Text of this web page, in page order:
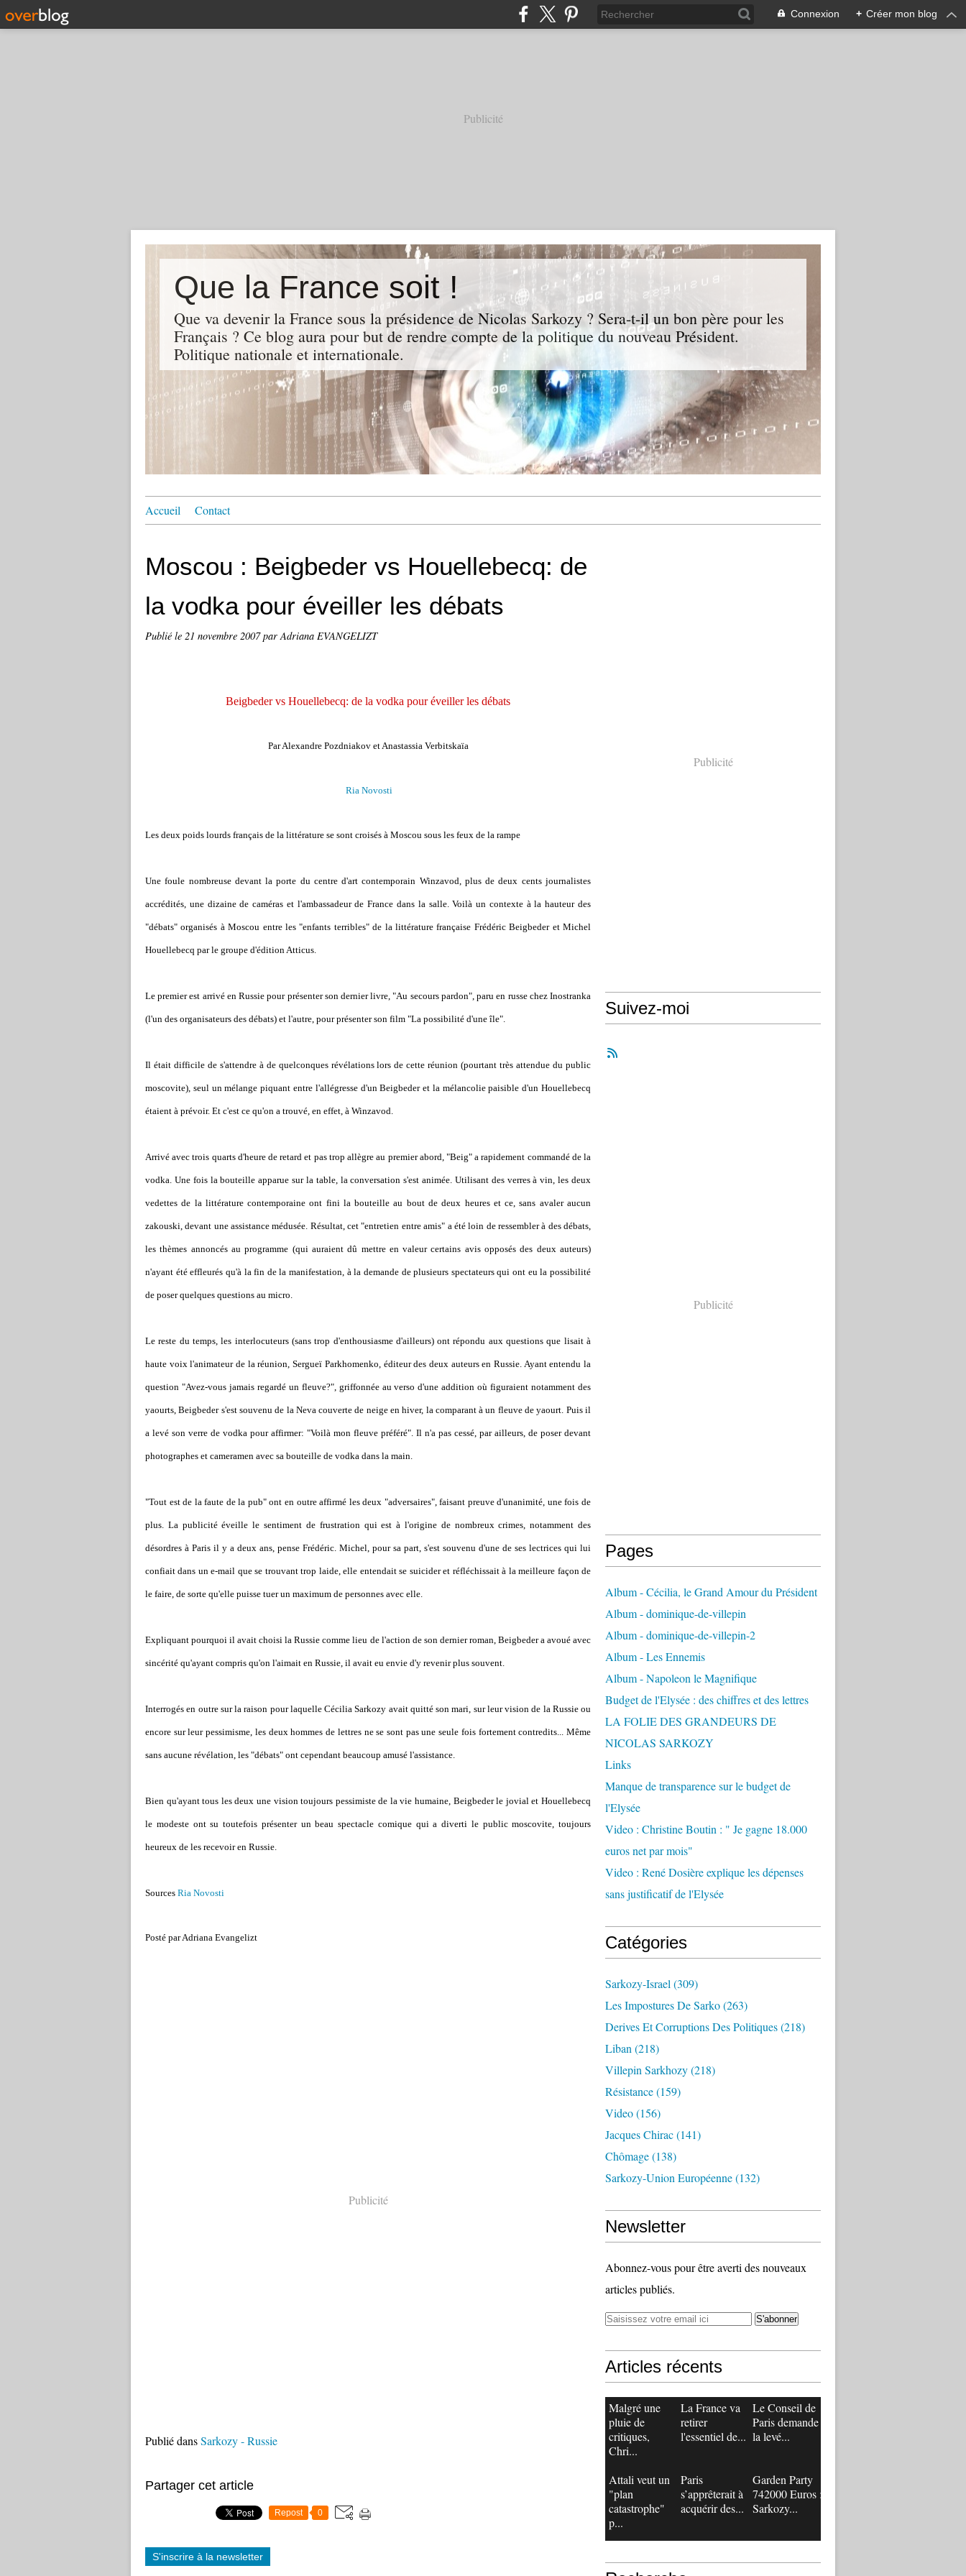
Connexion + Créer mon blog
Publicité
Que la France soit !
Que va devenir la France sous la présidence de Nicolas Sarkozy ? Sera-t-il un bon père pour les
Français ? Ce blog aura pour but de rendre compte de la politique du nouveau Président.
Politique nationale et internationale.
Accueil Contact
Moscou : Beigbeder vs Houellebecq: de
la vodka pour éveiller les débats
Publié le 21 novembre 2007par Adriana EVANGELIZT
Beigbeder vs Houellebecq: de la vodka pour éveiller les débats
Par Alexandre Pozdniakov et Anastassia Verbitskaïa
Ria Novosti
Les deux poids lourds français de la littérature se sont croisés à Moscou sous les feux de la rampe
Une foule nombreuse devant la porte du centre d'art contemporain Winzavod, plus de deux cents journalistes
accrédités, une dizaine de caméras et l'ambassadeur de France dans la salle. Voilà un contexte à la hauteur des
"débats" organisés à Moscou entre les "enfants terribles" de la littérature française Frédéric Beigbeder et Michel
Houellebecq par le groupe d'édition Atticus.
Le premier est arrivé en Russie pour présenter son dernier livre, "Au secours pardon", paru en russe chez Inostranka
(l'un des organisateurs des débats) et l'autre, pour présenter son film "La possibilité d'une île".
Il était difficile de s'attendre à de quelconques révélations lors de cette réunion (pourtant très attendue du public
moscovite), seul un mélange piquant entre l'allégresse d'un Beigbeder et la mélancolie paisible d'un Houellebecq
étaient à prévoir. Et c'est ce qu'on a trouvé, en effet, à Winzavod.
Arrivé avec trois quarts d'heure de retard et pas trop allègre au premier abord, "Beig" a rapidement commandé de la
vodka. Une fois la bouteille apparue sur la table, la conversation s'est animée. Utilisant des verres à vin, les deux
vedettes de la littérature contemporaine ont fini la bouteille au bout de deux heures et ce, sans avaler aucun
zakouski, devant une assistance médusée. Résultat, cet "entretien entre amis" a été loin de ressembler à des débats,
les thèmes annoncés au programme (qui auraient dû mettre en valeur certains avis opposés des deux auteurs)
n'ayant été effleurés qu'à la fin de la manifestation, à la demande de plusieurs spectateurs qui ont eu la possibilité
de poser quelques questions au micro.
Le reste du temps, les interlocuteurs (sans trop d'enthousiasme d'ailleurs) ont répondu aux questions que lisait à
haute voix l'animateur de la réunion, Sergueï Parkhomenko, éditeur des deux auteurs en Russie. Ayant entendu la
question "Avez-vous jamais regardé un fleuve?", griffonnée au verso d'une addition où figuraient notamment des
yaourts, Beigbeder s'est souvenu de la Neva couverte de neige en hiver, la comparant à un fleuve de yaourt. Puis il
a levé son verre de vodka pour affirmer: "Voilà mon fleuve préféré". Il n'a pas cessé, par ailleurs, de poser devant
photographes et cameramen avec sa bouteille de vodka dans la main.
"Tout est de la faute de la pub" ont en outre affirmé les deux "adversaires", faisant preuve d'unanimité, une fois de
plus. La publicité éveille le sentiment de frustration qui est à l'origine de nombreux crimes, notamment des
désordres à Paris il y a deux ans, pense Frédéric. Michel, pour sa part, s'est souvenu d'une de ses lectrices qui lui
confiait dans un e-mail que se trouvant trop laide, elle entendait se suicider et réfléchissait à la meilleure façon de
le faire, de sorte qu'elle puisse tuer un maximum de personnes avec elle.
Expliquant pourquoi il avait choisi la Russie comme lieu de l'action de son dernier roman, Beigbeder a avoué avec
sincérité qu'ayant compris qu'on l'aimait en Russie, il avait eu envie d'y revenir plus souvent.
Interrogés en outre sur la raison pour laquelle Cécilia Sarkozy avait quitté son mari, sur leur vision de la Russie ou
encore sur leur pessimisme, les deux hommes de lettres ne se sont pas une seule fois fortement contredits... Même
sans aucune révélation, les "débats" ont cependant beaucoup amusé l'assistance.
Bien qu'ayant tous les deux une vision toujours pessimiste de la vie humaine, Beigbeder le jovial et Houellebecq
le modeste ont su toutefois présenter un beau spectacle comique qui a diverti le public moscovite, toujours
heureux de les recevoir en Russie.
Sources Ria Novosti
Posté par Adriana Evangelizt
Publicité
Publié dansSarkozy - Russie
Partager cet article
Repost 0
S'inscrire à la newsletter
Publicité
Suivez-moi
Publicité
Pages
Album - Cécilia, le Grand Amour du Président
Album - dominique-de-villepin
Album - dominique-de-villepin-2
Album - Les Ennemis
Album - Napoleon le Magnifique
Budget de l'Elysée : des chiffres et des lettres
LA FOLIE DES GRANDEURS DE
NICOLAS SARKOZY
Links
Manque de transparence sur le budget de
l'Elysée
Video : Christine Boutin : " Je gagne 18.000
euros net par mois"
Video : René Dosière explique les dépenses
sans justificatif de l'Elysée
Catégories
Sarkozy-Israel (309)
Les Impostures De Sarko(263)
Derives Et Corruptions Des Politiques(218)
Liban (218)
Villepin Sarkhozy(218)
Résistance(159)
Video(156)
Jacques Chirac(141)
Chômage(138)
Sarkozy-Union Européenne(132)
Newsletter
Abonnez-vous pour être averti des nouveaux
articles publiés.
Articles récents
Malgré une
pluie de
critiques,
Chri...
La France va
retirer
l'essentiel de...
Le Conseil de
Paris demande
la levé...
Attali veut un
"plan
catastrophe"
p...
Paris
s’apprêterait à
acquérir des...
Garden Party
742000 Euros :
Sarkozy...